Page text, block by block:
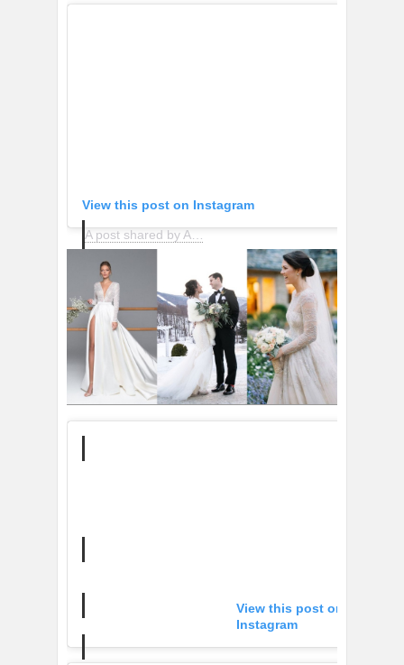
View this post on Instagram
View this post on
Instagram